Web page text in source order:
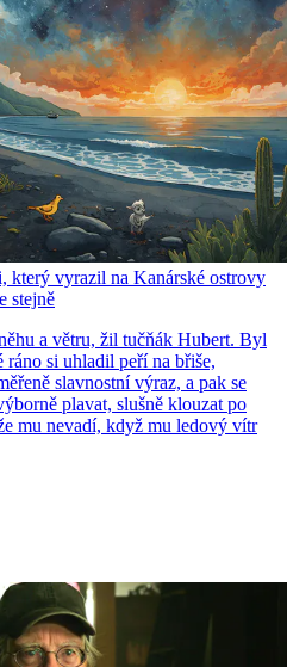
který vyrazil na Kanárské ostrovy
stejně
a větru, žil tučňák Hubert. Byl
si uhladil peří na břiše,
slavnostní výraz, a pak se
plavat, slušně klouzat po
mu nevadí, když mu ledový vítr